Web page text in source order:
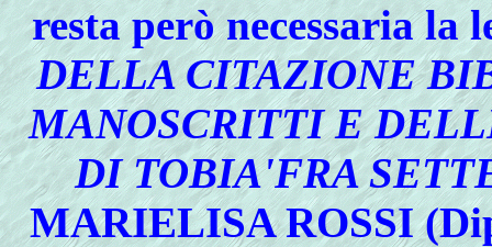
resta però necessaria la
DELLA CITAZIONE
MANOSCRITTI E
DI TOBIA'FRA
MARIELISA ROSSI